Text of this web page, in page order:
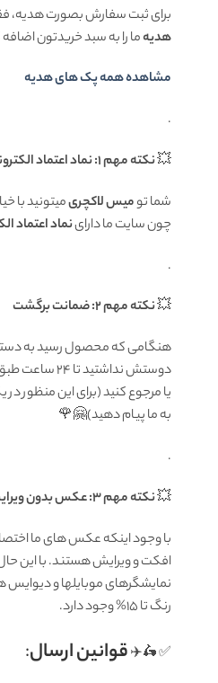
برای ثبت سفارش بصورت هدیه،
هدیهما را به سبد خریدتون اضافه
مشاهده همه پک های هدیه
.
💥نکته مهم 1: نماد اعتماد الکترونیک
شما تومیس لاکچریمیتونید با
چون سایت ما داراینماد اعتماد
.
💥نکته مهم 2: ضمانت برگشت
هنگامی که محصول رسید به
دوستش نداشتید
یا مرجوع کنید (برای این منظور
به ما پیام دهید)🤗🌹
.
💥نکته مهم 3: عکس بدون ویرایش
با وجود اینکه عکس های ما
افکت و ویرایش هستند. با این
نمایشگرهای موبایلها و دیوایس
رنگ تا 15% وجود دارد.
✅ 🛵✈️قوانين ارسال: